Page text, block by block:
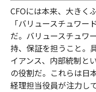
CFOには本来、大きく
「バリュースチュワー
だ。バリュースチュワ
持、保証を担うこと。
イアンス、内部統制と
の役割だ。これらは日
経理担当役員が注力し